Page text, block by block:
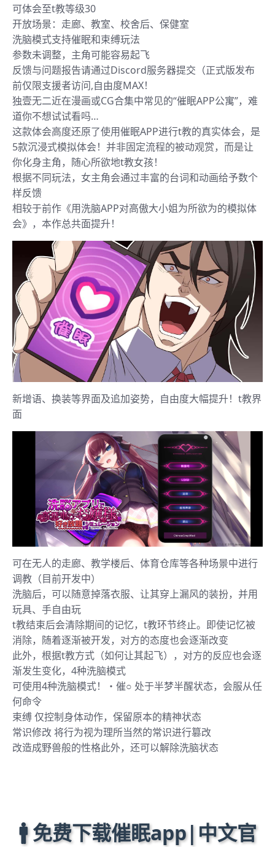
可体会至t教等级30
开放场景：走廊、教室、校舍后、保健室
洗脑模式支持催眠和束缚玩法
参数未调整，主角可能容易起飞
反馈与问题报告请通过Discord服务器提交（正式版发布
前仅限支援者访问,自由度MAX！
独壹无二近在漫画或CG合集中常见的“催眠APP公寓”，难
道你不想试试看吗…
这款体会高度还原了使用催眠APP进行t教的真实体会，是
5款沉浸式模拟体会！并非固定流程的被动观赏，而是让
你化身主角，随心所欲地t教女孩！
根据不同玩法，女主角会通过丰富的台词和动画给予数个
样反馈
相较于前作《用洗脑APP对高傲大小姐为所欲为的模拟体
会》，本作总共面提升！
新增语、换装等界面及追加姿势，自由度大幅提升！t教界
面
可在无人的走廊、教学楼后、体育仓库等各种场景中进行
调教（目前开发中）
洗脑后，可以随意掉落衣服、让其穿上漏风的装扮，并用
玩具、手自由玩
t教结束后会清除期间的记忆，t教环节终止。即使记忆被
消除，随着逐渐被开发，对方的态度也会逐渐改变
此外，根据t教方式（如何让其起飞），对方的反应也会逐
渐发生变化，4种洗脑模式
可使用4种洗脑模式！・催○ 处于半梦半醒状态，会服从任
何命令
束缚 仅控制身体动作，保留原本的精神状态
常识修改 将行为视为理所当然的常识进行篡改
改造成野兽般的性格此外，还可以解除洗脑状态
🚹 免费下载催眠app|中文官